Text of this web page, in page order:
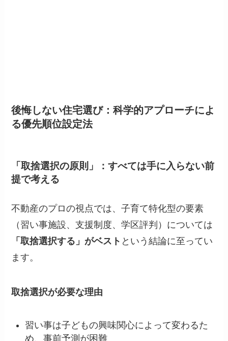
後悔しない住宅選び：科学的アプローチによ
る優先順位設定法
「取捨選択の原則」：すべては手に入らない前
提で考える
不動産のプロの視点では、子育て特化型の要素
（習い事施設、支援制度、学区評判）については
「取捨選択する」がベスト という結論に至ってい
ます。
取捨選択が必要な理由
習い事は子どもの興味関心によって変わるた
め、事前予測が困難